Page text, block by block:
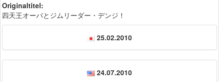
Originaltitel:
四天王オーバとジムリーダー・デンジ！
25.02.2010
24.07.2010